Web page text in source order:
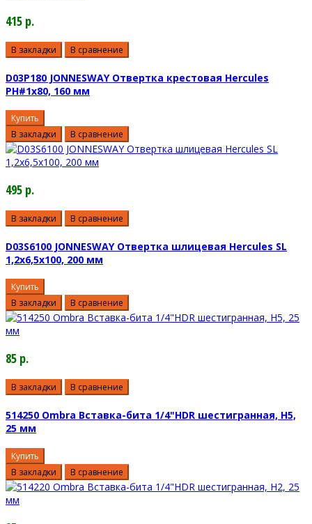
415 р.
В закладки В сравнение
D03P180 JONNESWAY Отвертка крестовая Hercules
PH#1х80, 160 мм
Купить
В закладки
В сравнение
495 р.
В закладки В сравнение
D03S6100 JONNESWAY Отвертка шлицевая Hercules SL
1,2х6,5х100, 200 мм
Купить
В закладки
В сравнение
85 р.
В закладки В сравнение
514250 Ombra Вставка-бита 1/4"HDR шестигранная, H5,
25 мм
Купить
В закладки
В сравнение